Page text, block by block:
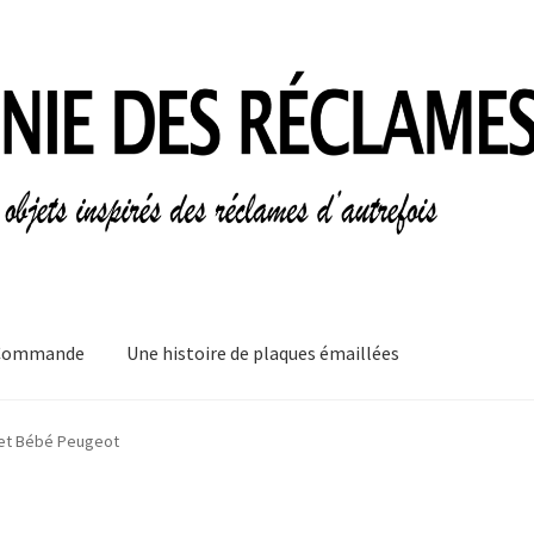
Une histoire de plaques émaillées
Informations légales
Bébé Peugeot